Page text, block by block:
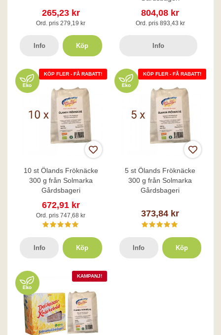
265,23 kr
Ord. pris 279,19 kr
Info Köp
804,08 kr
Ord. pris 893,43 kr
Info
KÖP FLER - FÅ RABATT!
10 st Ölands Fröknäcke
300 g från Solmarka
Gårdsbageri
672,91 kr
Ord. pris 747,68 kr
Info Köp
KÖP FLER - FÅ RABATT!
5 st Ölands Fröknäcke
300 g från Solmarka
Gårdsbageri
373,84 kr
Info Köp
KAMPANJ!